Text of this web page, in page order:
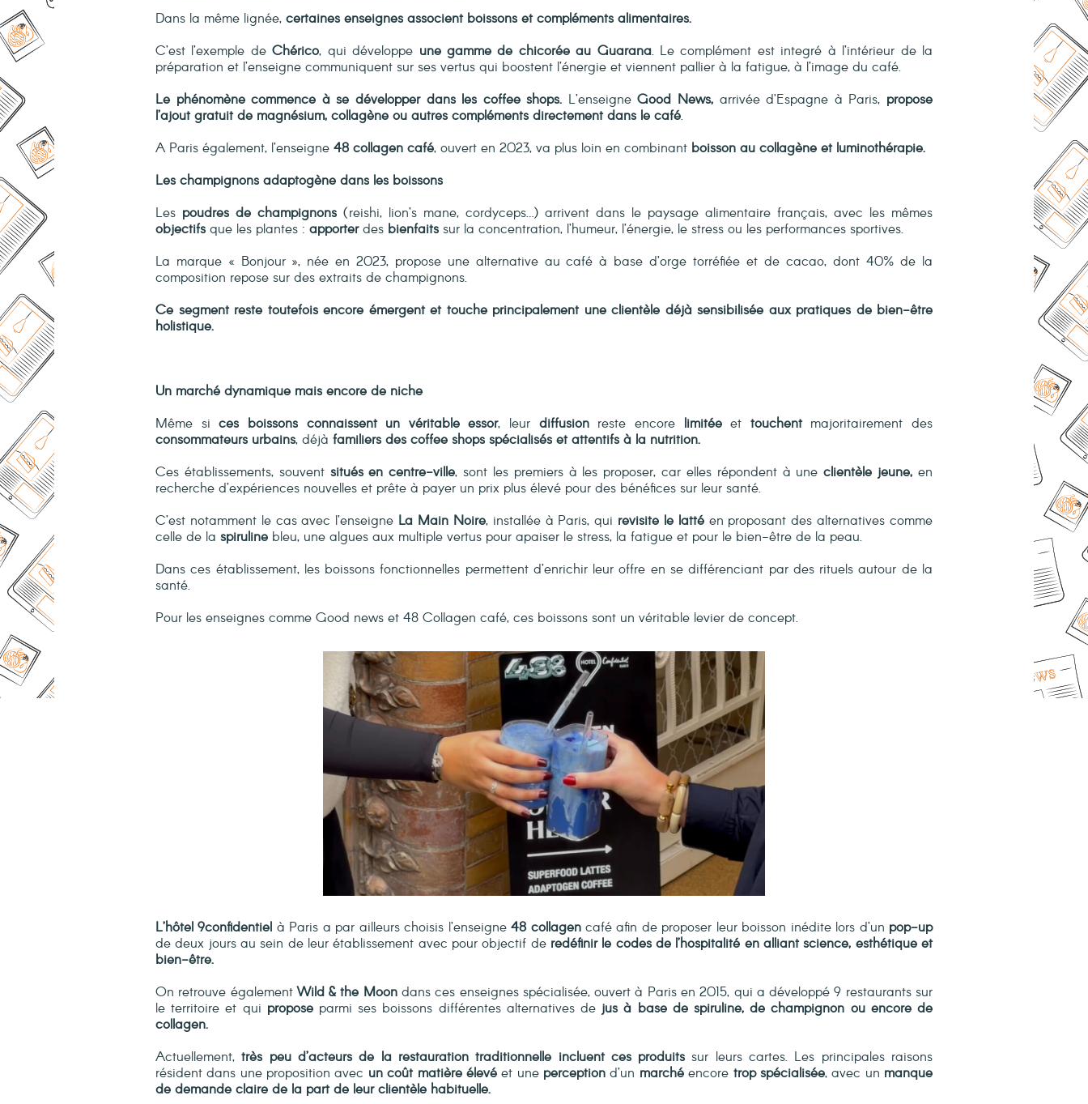
Dans la même lignée, certaines enseignes associent boissons et compléments alimentaires.
C’est l’exemple deChérico, qui développe une gamme de chicorée au Guarana. Le complément est integré à l’intérieur de la
préparation et l’enseigne communiquent sur ses vertus qui boostent l’énergie et viennent pallier à la fatigue, à l’image du café.
Le phénomène commence à se développer dans les coffee shops. L’enseigneGood News, arrivée d’Espagne à Paris, propose
l’ajout gratuit de magnésium, collagène ou autres compléments directement dans le café.
A Paris également, l’enseigne 48 collagen café, ouvert en 2023, va plus loin en combinant boisson au collagène et luminothérapie.
Les champignons adaptogène dans les boissons
Les poudres de champignons (reishi, lion’s mane, cordyceps…) arrivent dans le paysage alimentaire français, avec les mêmes
objectifs que les plantes : apporterdes bienfaits sur la concentration, l’humeur, l’énergie, le stress ou les performances sportives.
La marque « Bonjour », née en 2023, propose une alternative au café à base d’orge torréfiée et de cacao, dont 40% de la
composition repose sur des extraits de champignons.
Ce segment reste toutefois encore émergent et touche principalement une clientèle déjà sensibilisée aux pratiques de bien-être
holistique.
Un marché dynamique mais encore de niche
Même si ces boissons connaissent un véritable essor, leur diffusionreste encore limitéeet touchentmajoritairement des
consommateurs urbains, déjà familiers des coffee shops spécialisés et attentifs à la nutrition.
Ces établissements, souvent situés en centre-ville, sont les premiers à les proposer, car elles répondent à uneclientèle jeune, en
recherche d’expériences nouvelles et prête à payer un prix plus élevé pour des bénéfices sur leur santé.
C’est notamment le cas avec l’enseigne La Main Noire, installée à Paris, qui revisite le lattéen proposant des alternatives comme
celle de la spiruline bleu, une algues aux multiple vertus pour apaiser le stress, la fatigue et pour le bien-être de la peau.
Dans ces établissement, les boissons fonctionnelles permettent d’enrichir leur offre en se différenciant par des rituels autour de la
santé.
Pour les enseignes comme Good news et 48 Collagen café, ces boissons sont un véritable levier de concept.
L’hôtel 9confidentiel à Paris a par ailleurs choisis l’enseigne48 collagencafé afin de proposer leur boisson inédite lors d’un pop-up
de deux jours au sein de leur établissement avec pour objectif de redéfinir le codes de l’hospitalité en alliant science, esthétique et
bien-être.
On retrouve égalementWild & the Moondans ces enseignes spécialisée, ouvert à Paris en 2015, qui a développé 9 restaurants sur
le territoire et qui proposeparmi ses boissons différentes alternatives dejus à base de spiruline, de champignon ou encore de
collagen.
Actuellement,très peu d’acteurs de la restauration traditionnelle incluent ces produits sur leurs cartes. Les principales raisons
résident dans une proposition avec un coût matière élevéet une perception d’un marchéencore trop spécialisée, avec un manque
de demande claire de la part de leur clientèle habituelle.